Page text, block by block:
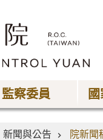
監察委員
新聞與公告 院新聞